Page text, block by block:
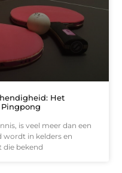
Het
is veel meer dan een
wordt in kelders en
die bekend